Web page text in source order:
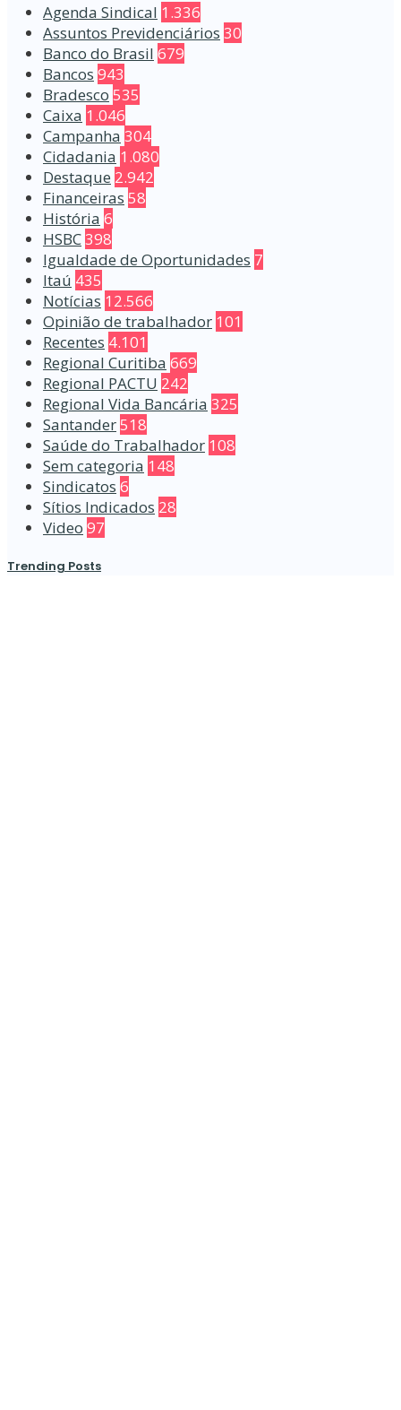
Agenda Sindical 1.336
Assuntos Previdenciários 30
Banco do Brasil 679
Bancos 943
Bradesco 535
Caixa 1.046
Campanha 304
Cidadania 1.080
Destaque 2.942
Financeiras 58
História 6
HSBC398
Igualdade de Oportunidades 7
Itaú 435
Notícias 12.566
Opinião de trabalhador 101
Recentes 4.101
Regional Curitiba 669
Regional PACTU 242
Regional Vida Bancária 325
Santander518
Saúde do Trabalhador 108
Sem categoria 148
Sindicatos 6
Sítios Indicados 28
Video 97
Trending Posts